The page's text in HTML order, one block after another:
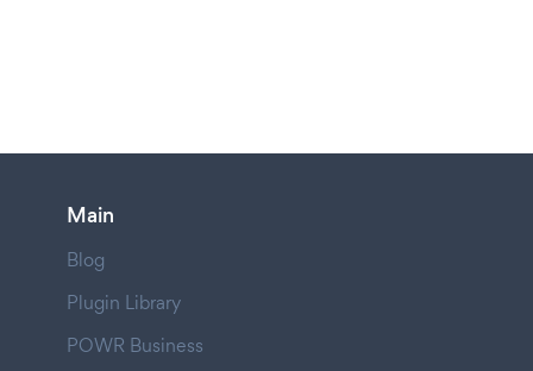
Main
Blog
Plugin Library
POWR Business